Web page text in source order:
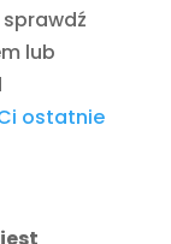
sprawdź
lub
ostatnie